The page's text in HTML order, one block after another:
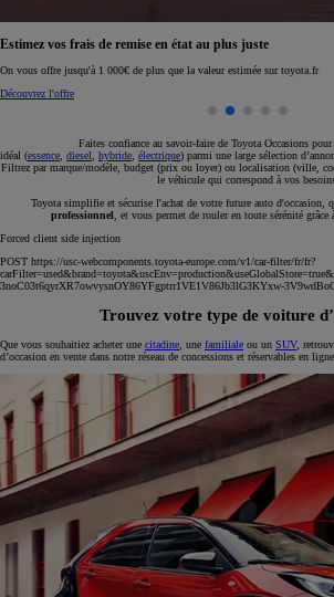
Estimez vos frais de remise en état au plus juste
On vous offre jusqu'à 1 000€ de plus que la valeur estimée sur toyota.fr
Découvrez l'offre
Faites confiance au savoir-faire de Toyota Occasions
idéal (essence, diesel, hybride, électrique) parmi une large sélection
Filtrez par marque/modèle, budget (prix ou loyer) ou localisation (ville,
le véhicule qui correspond à vos
Toyota simplifie et sécurise l'achat de votre future auto d'occasion,
professionnel, et vous permet de rouler en toute sérénité grâce
Forced client side injection
POST https://usc-webcomponents.toyota-europe.com/v1/car-filter/fr/fr?
3noC03t6qyrXR7owvysnOY86YFgptrr1VE1V86Jb3lG3KYxw-
Trouvez votre type de voiture
Que vous souhaitiez acheter une citadine, une familiale ou un SUV,
d’occasion en vente dans notre réseau de concessions et réservables en